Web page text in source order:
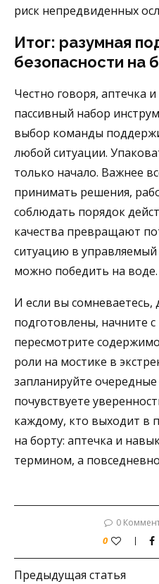
риск непредвиденных
Итог: разумная
безопасности на
Честно говоря, аптечка
пассивный набор
выбор команды
любой ситуации.
только начало. Важнее
принимать решения,
соблюдать порядок
качества превращают
ситуацию в
можно победить на воде.
И если вы сомневаетесь,
подготовлены, начните
пересмотрите
роли на мостике в
запланируйте
почувствуете
каждому, кто выходит в
на борту: аптечка и
термином, а
0
0
Предыдущая статья